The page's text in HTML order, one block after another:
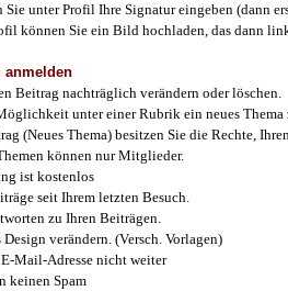
Sie unter Profil Ihre Signatur eingeben (dann
können Sie ein Bild hochladen, das dann
anmelden
Beitrag nachträglich verändern oder löschen.
unter einer Rubrik ein neues Thema
(Neues Thema) besitzen Sie die Rechte,
können nur Mitglieder.
ist kostenlos
seit Ihrem letzten Besuch.
zu Ihren Beiträgen.
Design verändern. (Versch. Vorlagen)
Mail-Adresse nicht weiter
keinen Spam